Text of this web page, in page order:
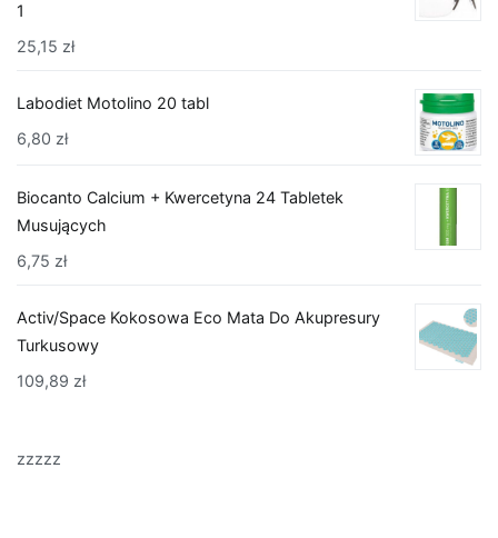
1
25,15 zł
Labodiet Motolino 20 tabl
6,80 zł
Biocanto Calcium + Kwercetyna 24 Tabletek
Musujących
6,75 zł
Activ/Space Kokosowa Eco Mata Do Akupresury
Turkusowy
109,89 zł
zzzzz